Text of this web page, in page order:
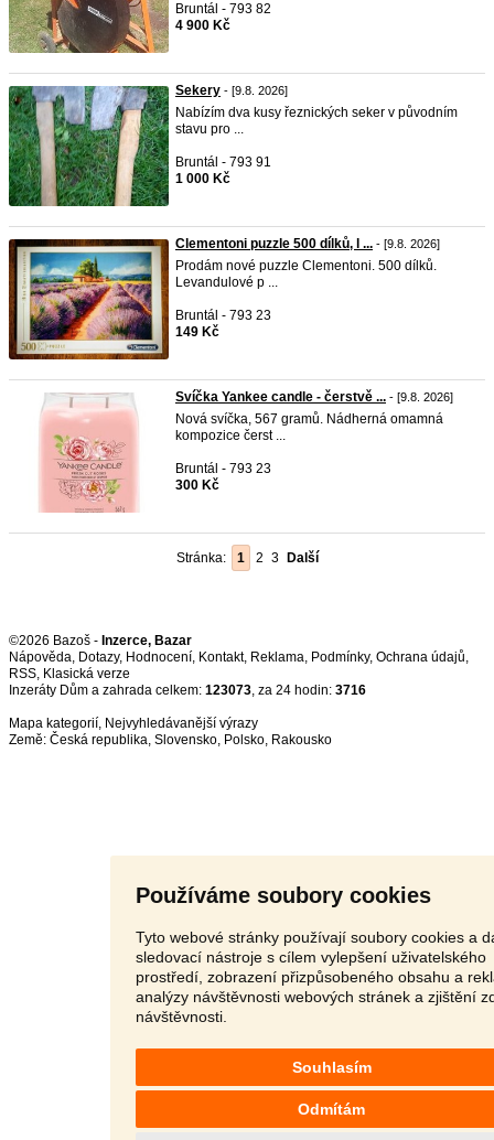
Používáme soubory cookies
Tyto webové stránky používají soubory cookies a
sledovací nástroje s cílem vylepšení uživatelského
prostředí, zobrazení přizpůsobeného obsahu a
analýzy návštěvnosti webových stránek a zjištění
návštěvnosti.
Souhlasím
Odmítám
Bruntál - 793 82
4 900 Kč
Sekery - [9.8. 2026]
Nabízím dva kusy řeznických seker v původním
stavu pro ...
Bruntál - 793 91
1 000 Kč
Clementoni puzzle 500 dílků, l ... - [9.8. 2026]
Prodám nové puzzle Clementoni. 500 dílků.
Levandulové p ...
Bruntál - 793 23
149 Kč
Svíčka Yankee candle - čerstvě ... - [9.8. 2026]
Nová svíčka, 567 gramů. Nádherná omamná
kompozice čerst ...
Bruntál - 793 23
300 Kč
Stránka: 1 2 3 Další
©2026 Bazoš - Inzerce, Bazar
Nápověda, Dotazy, Hodnocení, Kontakt, Reklama, Podmínky, Ochrana údajů,
RSS,
Inzeráty Dům a zahrada celkem: 123073, za 24 hodin: 3716
Mapa kategorií, Nejvyhledávanější výrazy
Země: Česká republika, Slovensko, Polsko, Rakousko